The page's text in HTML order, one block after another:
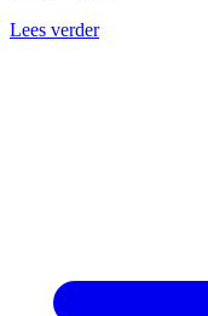
Lees verder